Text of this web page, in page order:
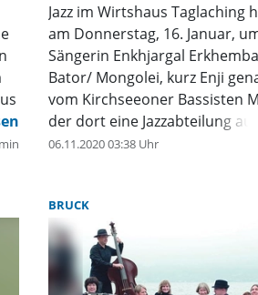
Jazz im Wirtshaus Taglaching
am Donnerstag, 16. Januar,
Sängerin Enkhjargal
Bator/ Mongolei, kurz Enji
vom Kirchseeoner Bassisten
der dort eine Jazzabteilung
entdeckt und war eine seiner
und studiert seit Januar 2018
München. Enji ist ein
Juwel, ihre Stimme schwebt
im Raum. Egal ob sie klassische
06.11.2020 03:38 Uhr
BRUCK